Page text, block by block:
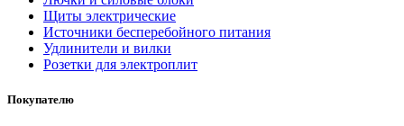
Щиты электрические
Источники бесперебойного питания
Удлинители и вилки
Розетки для электроплит
Покупателю